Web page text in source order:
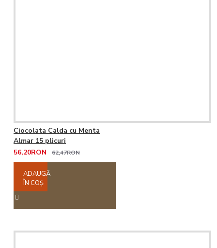
Ciocolata Calda cu Menta
Almar 15 plicuri
56,20RON
62,47RON
ADAUGĂ
ÎN COŞ